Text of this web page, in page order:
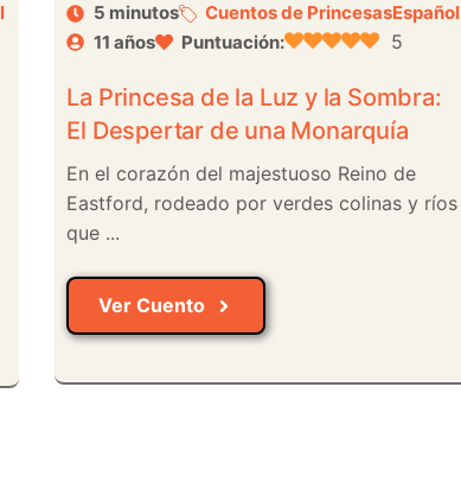
5 minutos Cuentos de PrincesasEspañol
11 años
Puntuación: 5
La Princesa de la Luz y la Sombra:
El Despertar de una Monarquía
En el corazón del majestuoso Reino de
Eastford, rodeado por verdes colinas y ríos
que ...
Ver Cuento